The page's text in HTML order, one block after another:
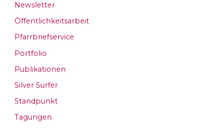
Newsletter
Öffentlichkeitsarbeit
Pfarrbriefservice
Portfolio
Publikationen
Silver Surfer
Standpunkt
Tagungen